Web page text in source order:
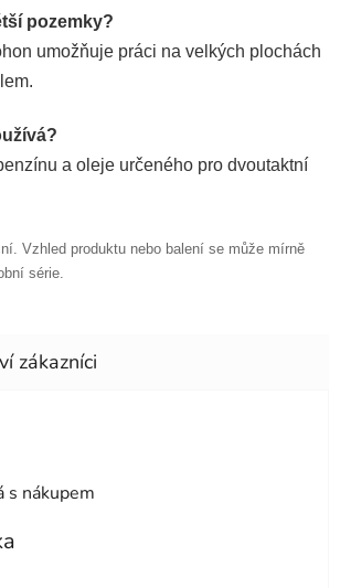
pozemky?
umožňuje práci na velkých plochách
a oleje určeného pro dvoutaktní
Vzhled produktu nebo balení se může mírně
série.
je 5 z 5 hvězdiček.
s nákupem
je 5 z 5 hvězdiček.